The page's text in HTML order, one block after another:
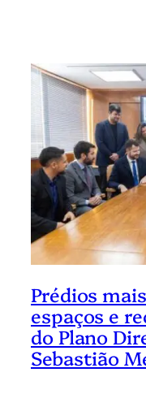
Prédios
espaços e
do Plano
Sebastião